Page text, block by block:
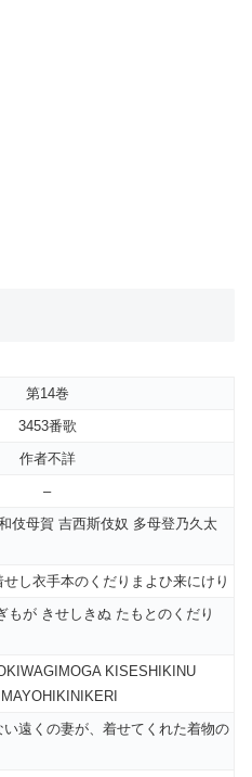
第14巻
3453番歌
作者不詳
–
伎母賀 吉西斯伎奴 多母登乃久太
し衣手本のくだりまよひ来にけり
もが きせしきぬ たもとのくだり
KISESHIKINU
遠くの妻が、着せてくれた着物の